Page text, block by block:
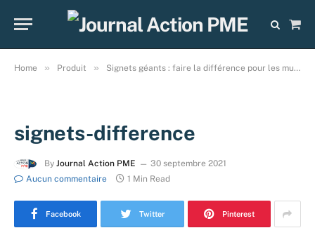
Cart
Home » Produit » Signets géants : faire la différence pour les murs du bureau!
signets-difference
By Journal Action PME
30 septembre 2021
Aucun commentaire
1 Min Read
Facebook Twitter Pinterest